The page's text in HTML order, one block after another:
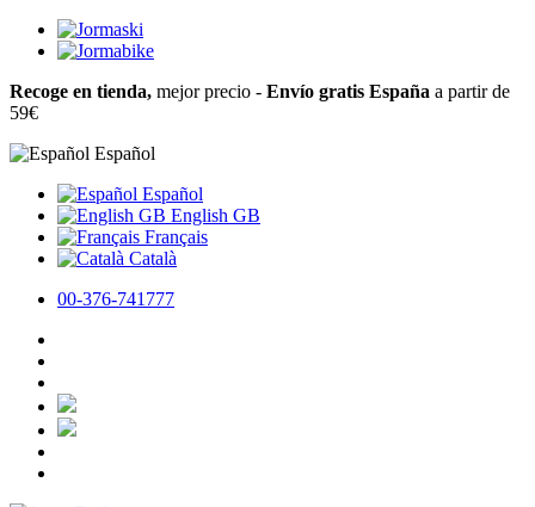
Recoge en tienda, mejor precio - Envío gratis España a partir de
59€
Español
Español
English GB
Français
Català
00-376-741777